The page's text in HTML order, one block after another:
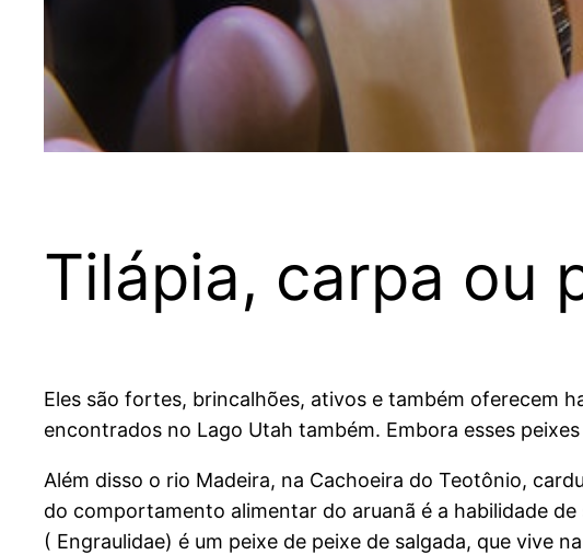
Tilápia, carpa ou
Eles são fortes, brincalhões, ativos e também oferecem
encontrados no Lago Utah também. Embora esses
Além disso o rio Madeira, na Cachoeira do Teotônio,
do comportamento alimentar do aruanã é a habilidade
( Engraulidae) é um peixe de peixe de salgada, que vive